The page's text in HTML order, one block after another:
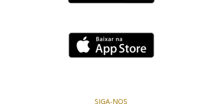
SIGA-NOS